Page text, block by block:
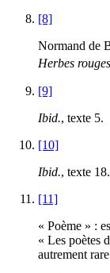
[8]
Normand de
Herbes rouges
[9]
Ibid., texte 5.
[10]
Ibid., texte 18.
[11]
« Poème » :
« Les poètes
autrement